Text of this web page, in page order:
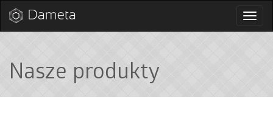
Nasze produkty